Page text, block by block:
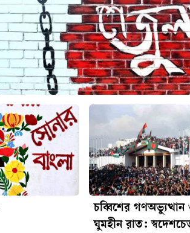
চব্বিশের গণঅভ্যুত্থান
ঘুমহীন রাত: